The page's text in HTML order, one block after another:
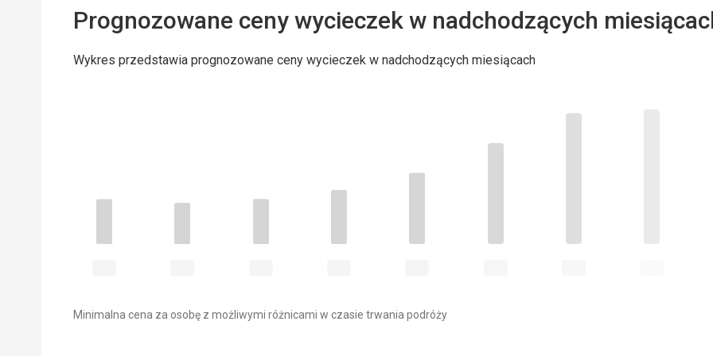
Prognozowane ceny wycieczek w nadchodzących
Wykres przedstawia prognozowane ceny wycieczek w nadchodzących miesiącach
Minimalna cena za osobę z możliwymi różnicami w czasie trwania podróży